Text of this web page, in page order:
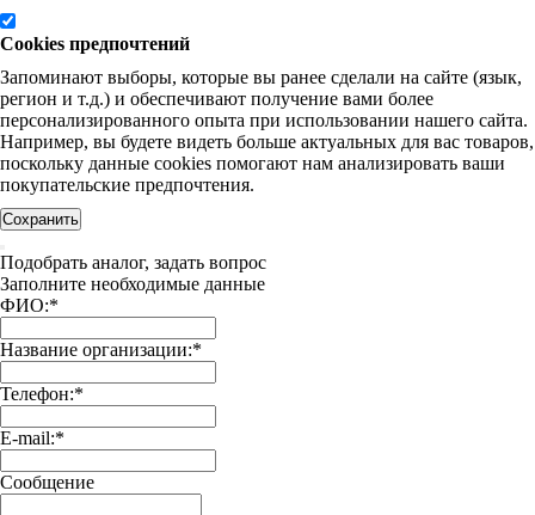
Cookies предпочтений
Запоминают выборы, которые вы ранее сделали на сайте (язык,
регион и т.д.) и обеспечивают получение вами более
персонализированного опыта при использовании нашего сайта.
Например, вы будете видеть больше актуальных для вас товаров,
поскольку данные cookies помогают нам анализировать ваши
покупательские предпочтения.
Сохранить
Подобрать аналог, задать вопрос
Заполните необходимые данные
ФИО:*
Название организации:*
Телефон:*
E-mail:*
Сообщение